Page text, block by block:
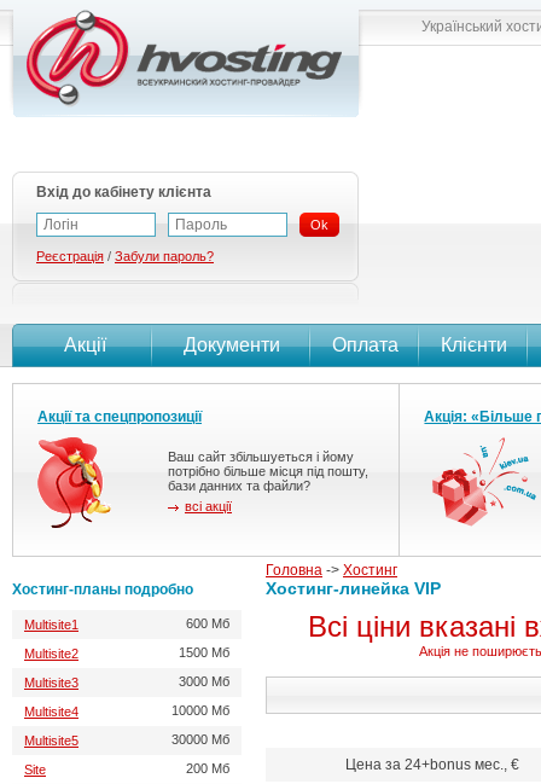
Головна -> Хостинг
Хостинг-линейка VIP
Всі ціни
Акція не
Цена за 24+bonus мес., €
Акції Документи Оплата Клієнти
Український
Вхід до кабінету клієнта
Ok
Реєстрація / Забули пароль?
Акції та спецпропозиції
Ваш сайт збільшуеться і йому
потрібно більше місця під пошту,
бази данних та файли?
всі акції
Акція: «Більше
Хостинг-планы подробно
Multisite1 600 Мб
Multisite2 1500 Мб
Multisite3 3000 Мб
Multisite4 10000 Мб
Multisite5 30000 Мб
Site 200 Мб